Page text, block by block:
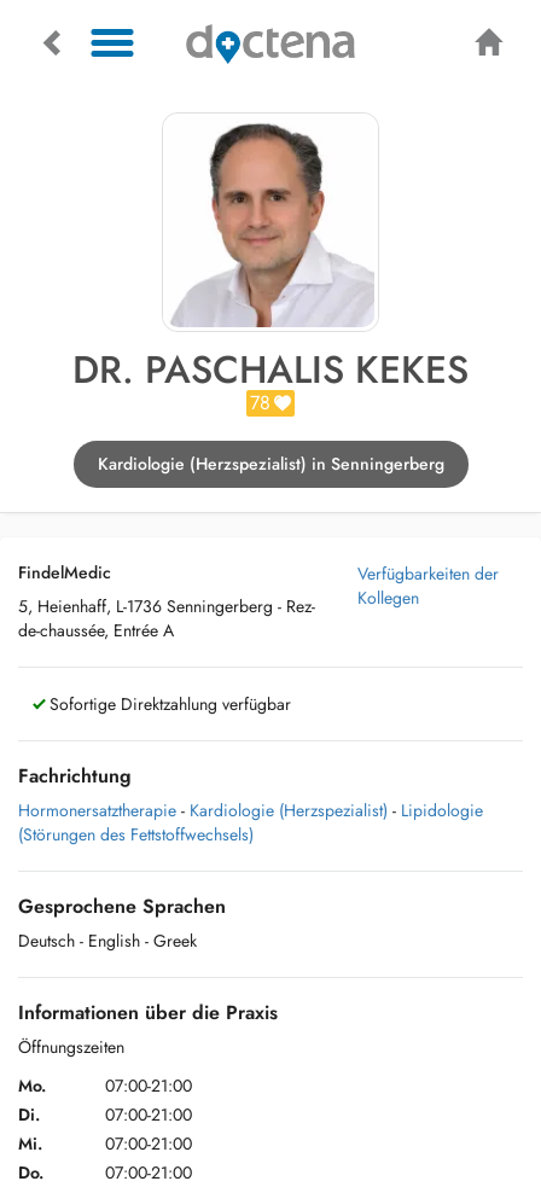
DR. PASCHALIS KEKES
78
Kardiologie (Herzspezialist) in Senningerberg
FindelMedic
5, Heienhaff, L-1736 Senningerberg - Rez-
de-chaussée, Entrée A
Verfügbarkeiten der
Kollegen
Sofortige Direktzahlung verfügbar
Fachrichtung
Hormonersatztherapie - Kardiologie (Herzspezialist) - Lipidologie
(Störungen des Fettstoffwechsels)
Gesprochene Sprachen
Deutsch - English - Greek
Informationen über die Praxis
Öffnungszeiten
Mo.
07:00-21:00
Di.
07:00-21:00
Mi.
07:00-21:00
Do.
07:00-21:00